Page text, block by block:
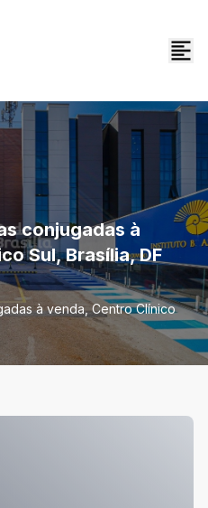
conjugadas à
Sul, Brasília, DF
à venda, Centro Clínico